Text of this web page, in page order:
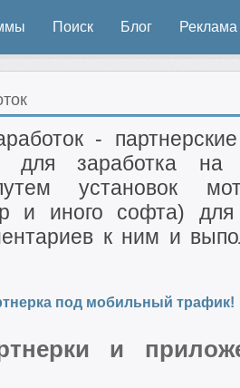
Поиск Блог Реклама
-
для заработка
установок
и иного софта)
к ним и
под мобильный трафик!
и